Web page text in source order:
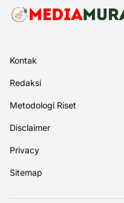
Kontak
Redaksi
Metodologi Riset
Disclaimer
Privacy
Sitemap